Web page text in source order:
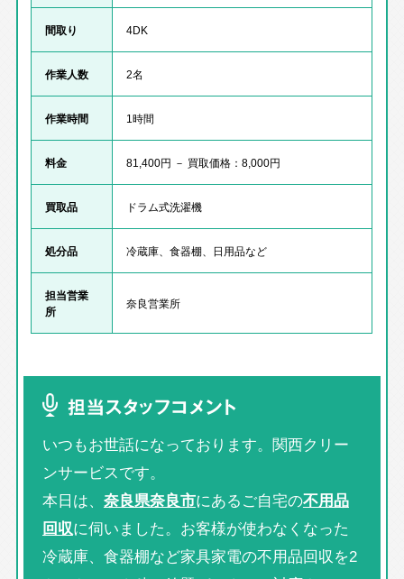
間取り 4DK
作業人数 2名
作業時間 1時間
料金 81,400円 － 買取価格：8,000円
買取品 ドラム式洗濯機
処分品 冷蔵庫、食器棚、日用品など
担当営業
所
奈良営業所
担当スタッフコメント
いつもお世話になっております。関西クリー
ンサービスです。
本日は、 奈良県奈良市にあるご自宅の不用品
回収に伺いました。お客様が使わなくなった
冷蔵庫、食器棚など家具家電の不用品回収を2